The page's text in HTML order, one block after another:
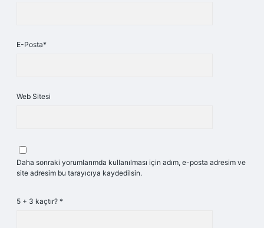
E-Posta*
Web Sitesi
Daha sonraki yorumlarımda kullanılması için adım, e-posta adresim ve
site adresim bu tarayıcıya kaydedilsin.
5 + 3 kaçtır? *